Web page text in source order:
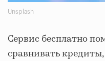
Unsplash
Сервис бесплатно
сравнивать